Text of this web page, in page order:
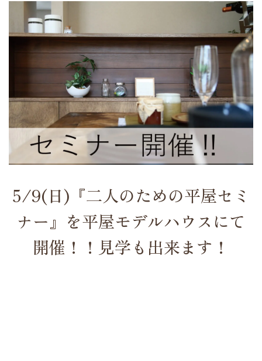
5/9(日)『二人のための平屋セミ
ナー』を平屋モデルハウスにて
開催！！見学も出来ます！